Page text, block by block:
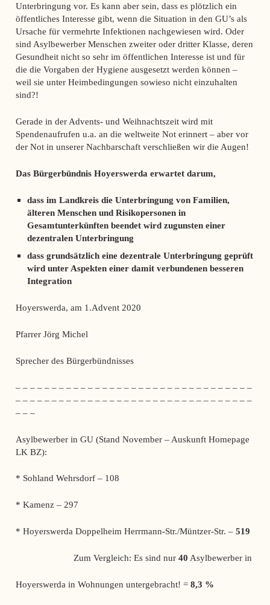
Unterbringung vor. Es kann aber sein, dass es plötzlich ein
öffentliches Interesse gibt, wenn die Situation in den GU’s als
Ursache für vermehrte Infektionen nachgewiesen wird. Oder
sind Asylbewerber Menschen zweiter oder dritter Klasse, deren
Gesundheit nicht so sehr im öffentlichen Interesse ist und für
die die Vorgaben der Hygiene ausgesetzt werden können –
weil sie unter Heimbedingungen sowieso nicht einzuhalten
sind?!
Gerade in der Advents- und Weihnachtszeit wird mit
Spendenaufrufen u.a. an die weltweite Not erinnert – aber vor
der Not in unserer Nachbarschaft verschließen wir die Augen!
Das Bürgerbündnis Hoyerswerda erwartet darum,
dass im Landkreis die Unterbringung von Familien,
älteren Menschen und Risikopersonen in
Gesamtunterkünften beendet wird zugunsten einer
dezentralen Unterbringung
dass grundsätzlich eine dezentrale Unterbringung geprüft
wird unter Aspekten einer damit verbundenen besseren
Integration
Hoyerswerda, am 1.Advent 2020
Pfarrer Jörg Michel
Sprecher des Bürgerbündnisses
– – – – – – – – – – – – – – – – – – – – – – – – – – – – – – – – –
– – – – – – – – – – – – – – – – – – – – – – – – – – – – – – – – –
– – –
Asylbewerber in GU (Stand November – Auskunft Homepage
LK BZ):
* Sohland Wehrsdorf – 108
* Kamenz – 297
* Hoyerswerda Doppelheim Herrmann-Str./Müntzer-Str. – 519
Zum Vergleich: Es sind nur 40 Asylbewerber in
Hoyerswerda in Wohnungen untergebracht! = 8,3 %